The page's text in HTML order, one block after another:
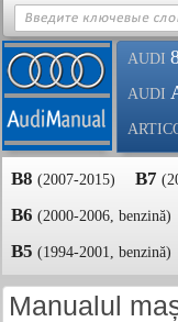
AUDI
AUDI
B8 (2007-2015) B7
B6 (2000-2006, benzină)
B5 (1994-2001, benzină)
Manualul